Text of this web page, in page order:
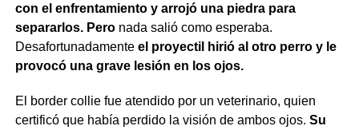
con el enfrentamiento y arrojó una piedra para
separarlos. Peronada salió como esperaba.
Desafortunadamente el proyectil hirió al otro perro y le
provocó una grave lesión en los ojos.
El border collie fue atendido por un veterinario, quien
certificó que había perdido la visión de ambos ojos. Su